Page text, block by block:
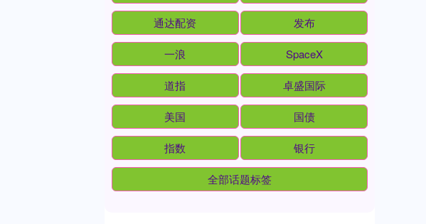
通达配资 发布
一浪 SpaceX
道指 卓盛国际
美国 国债
指数 银行
全部话题标签